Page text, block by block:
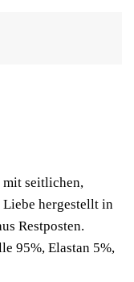
mit seitlichen,
Liebe hergestellt in
Restposten.
95%, Elastan 5%,